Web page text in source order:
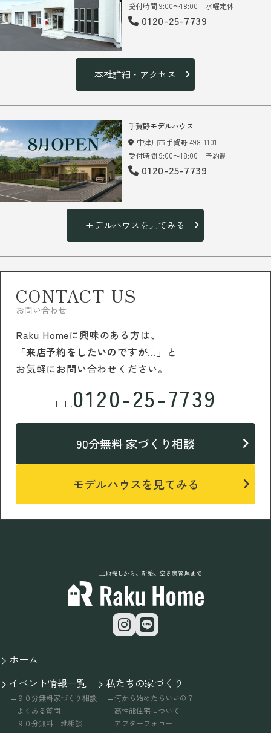
受付時間 9:00～18:00 水曜定休
0120-25-7739
本社詳細・アクセス
手賀野モデルハウス
中津川市手賀野 498-1101
受付時間 9:00～18:00 予約制
0120-25-7739
モデルハウスを見てみる
CONTACT US
お問い合わせ
Raku Homeに興味のある方は、
「来店予約をしたいのですが…」 と
お気軽にお問い合わせください。
TEL.0120-25-7739
90分無料 家づくり相談
モデルハウスを見てみる
土地探しから、新築、空き家管理まで
ホーム
イベント情報一覧
９０分無料家づくり相談
よくある質問
９０分無料土地相談
私たちの家づくり
何から始めたらいいの？
高性能住宅について
アフターフォロー